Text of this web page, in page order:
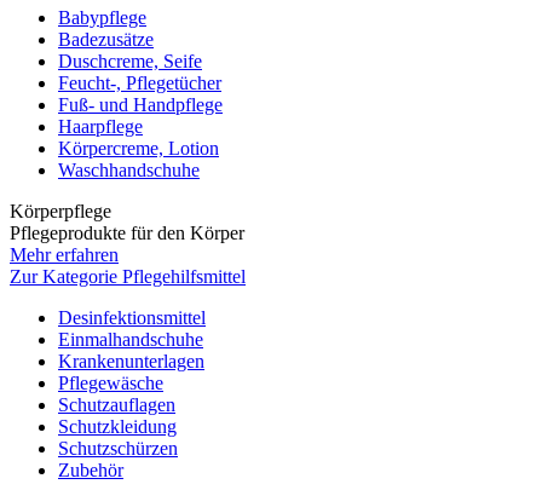
Babypflege
Badezusätze
Duschcreme, Seife
Feucht-, Pflegetücher
Fuß- und Handpflege
Haarpflege
Körpercreme, Lotion
Waschhandschuhe
Körperpflege
Pflegeprodukte für den Körper
Mehr erfahren
Zur Kategorie Pflegehilfsmittel
Desinfektionsmittel
Einmalhandschuhe
Krankenunterlagen
Pflegewäsche
Schutzauflagen
Schutzkleidung
Schutzschürzen
Zubehör